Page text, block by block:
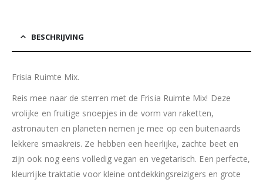
BESCHRIJVING
Frisia Ruimte Mix.
Reis mee naar de sterren met de Frisia Ruimte Mix! Deze
vrolijke en fruitige snoepjes in de vorm van raketten,
astronauten en planeten nemen je mee op een buitenaards
lekkere smaakreis. Ze hebben een heerlijke, zachte beet en
zijn ook nog eens volledig vegan en vegetarisch. Een perfecte,
kleurrijke traktatie voor kleine ontdekkingsreizigers en grote